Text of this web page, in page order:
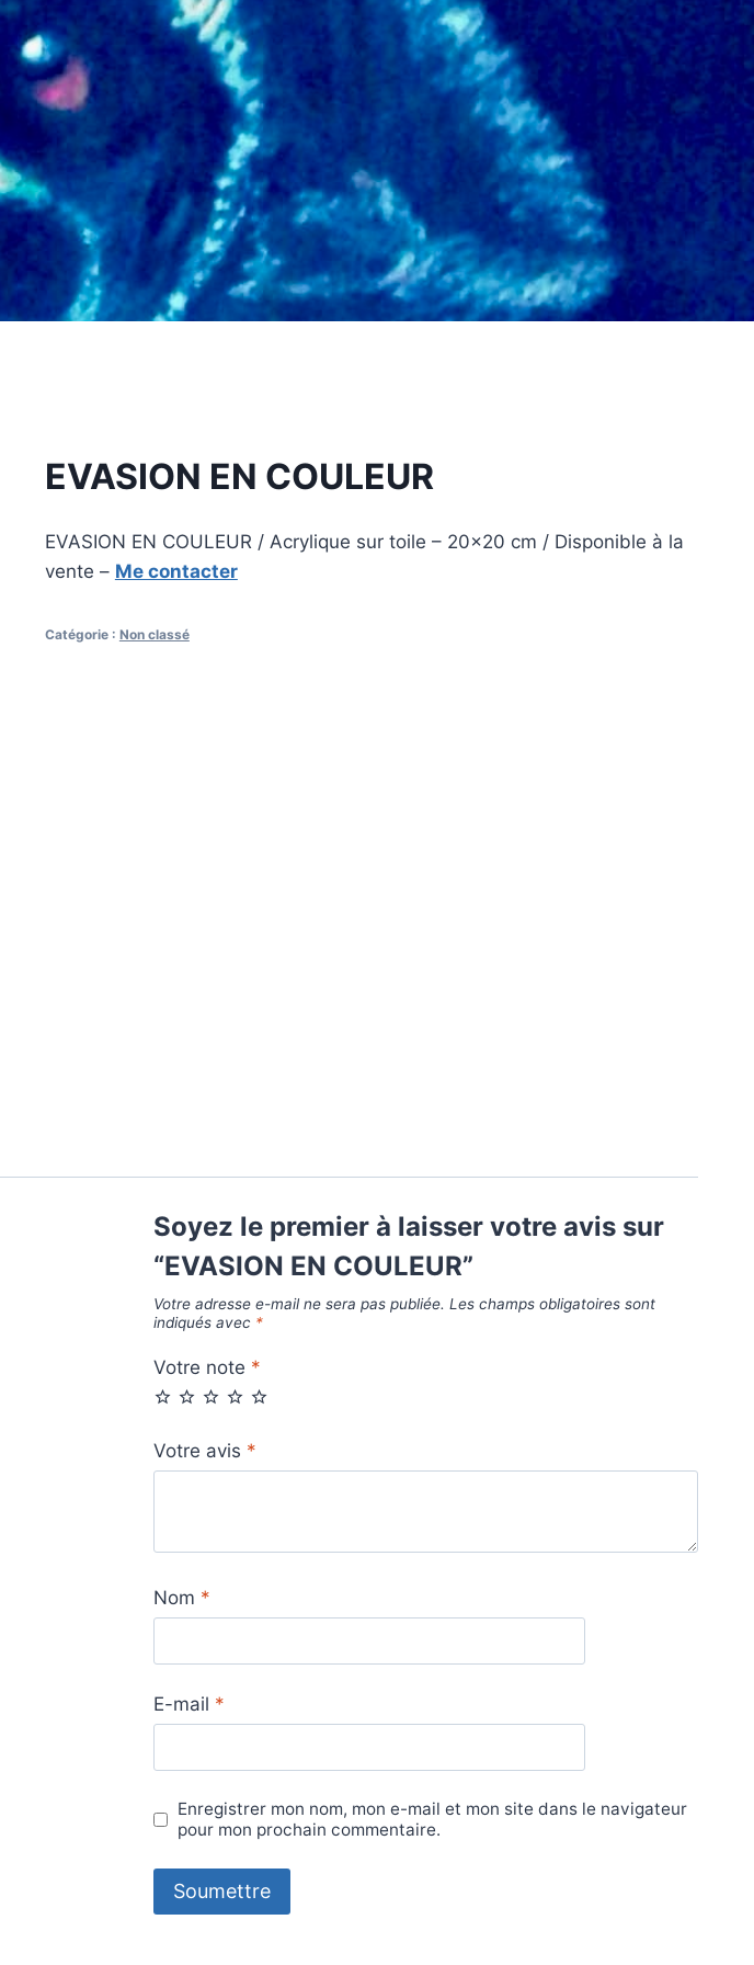
EVASION EN COULEUR
EVASION EN COULEUR / Acrylique sur toile – 20×20 cm / Disponible à la
vente – Me contacter
Catégorie : Non classé
Soyez le premier à laisser votre avis sur
“EVASION EN COULEUR”
Votre adresse e-mail ne sera pas publiée. Les champs obligatoires sont
indiqués avec *
Votre note *
Votre avis *
Nom *
E-mail *
Enregistrer mon nom, mon e-mail et mon site dans le navigateur
pour mon prochain commentaire.